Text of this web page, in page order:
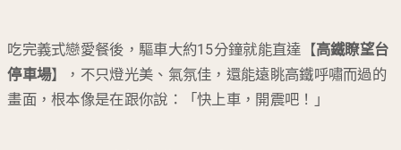
吃完義式戀愛餐後，驅車大約15分鐘就能直達【高鐵瞭望台
停車場】，不只燈光美、氣氛佳，還能遠眺高鐵呼嘯而過的
畫面，根本像是在跟你說：「快上車，開震吧！」